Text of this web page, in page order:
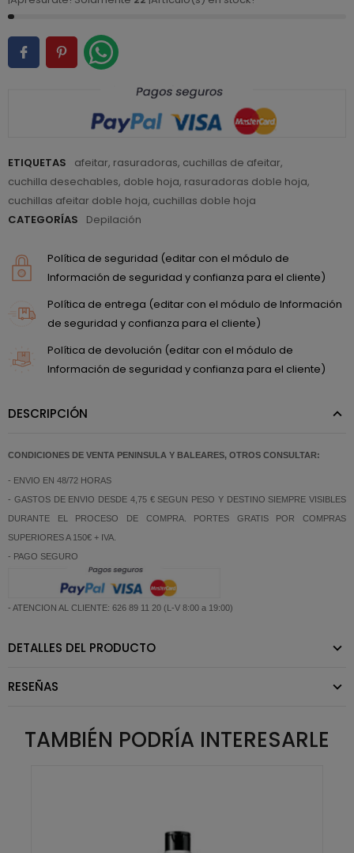
ETIQUETAS afeitar, rasuradoras, cuchillas de afeitar,
cuchilla desechables, doble hoja, rasuradoras doble hoja,
cuchillas afeitar doble hoja, cuchillas doble hoja
CATEGORÍAS
Depilación
Política de seguridad (editar con el módulo de
Información de seguridad y confianza para el cliente)
Política de entrega (editar con el módulo de Información
de seguridad y confianza para el cliente)
Política de devolución (editar con el módulo de
Información de seguridad y confianza para el cliente)
DESCRIPCIÓN
CONDICIONES DE VENTA PENINSULA Y BALEARES, OTROS CONSULTAR:
- ENVIO EN 48/72 HORAS
- GASTOS DE ENVIO DESDE 4,75 € SEGUN PESO Y DESTINO SIEMPRE VISIBLES
DURANTE EL PROCESO DE COMPRA. PORTES GRATIS POR COMPRAS
SUPERIORES A 150€ + IVA.
- PAGO SEGURO
- ATENCION AL CLIENTE: 626 89 11 20 (L-V 8:00 a 19:00)
DETALLES DEL PRODUCTO
RESEÑAS
TAMBIÉN PODRÍA INTERESARLE